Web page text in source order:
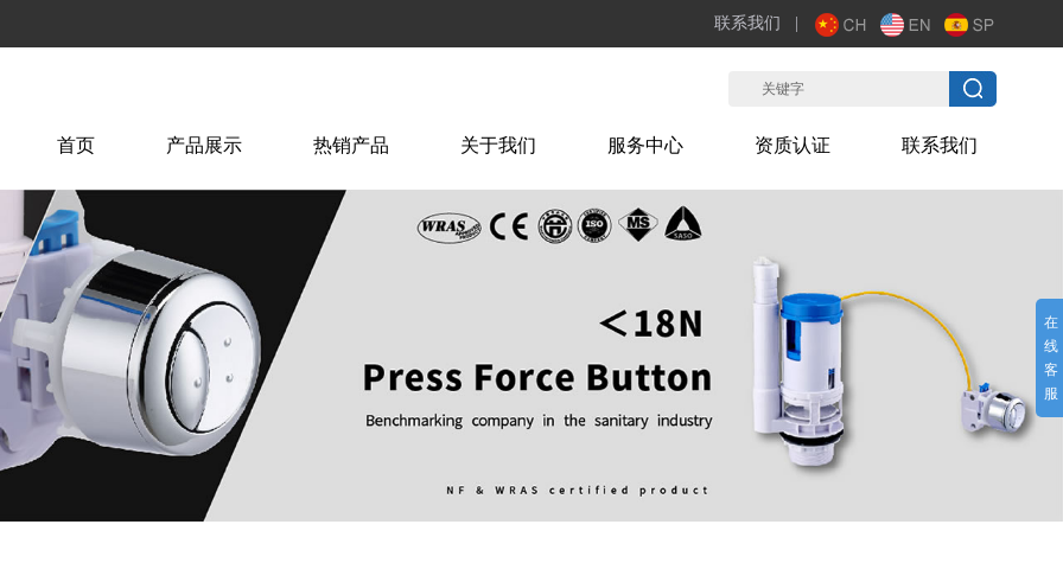
联系我们
首页 产品展示 热销产品 关于我们 服务中心 资质认证 联系我们
在
线
客
服